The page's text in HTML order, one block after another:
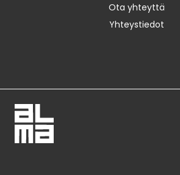
Ota yhteyttä
Yhteystiedot